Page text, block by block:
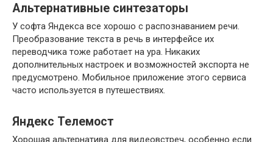
Альтернативные синтезаторы
У софта Яндекса все хорошо с распознаванием речи.
Преобразование текста в речь в интерфейсе их
переводчика тоже работает на ура. Никаких
дополнительных настроек и возможностей экспорта не
предусмотрено. Мобильное приложение этого сервиса
часто используется в путешествиях.
Яндекс Телемост